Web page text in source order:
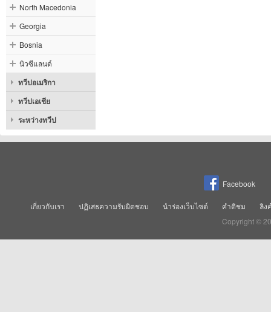
North Macedonia
Georgia
Bosnia
นิวซีแลนด์
ทวีปอเมริกา
ทวีปเอเชีย
ระหว่างทวีป
Facebook
เกี่ยวกับเรา ปฏิเสธความรับผิดชอบ นำร่องเว็บไซต์ คำติชม
ลิง
Copyright ©